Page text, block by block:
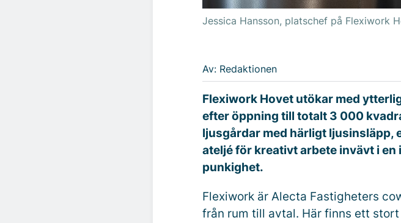
Jessica Hansson, platschef på Flexiwork
Av: Redaktionen
Flexiwork Hovet utökar med
efter öppning till totalt 3 000
ljusgårdar med härligt ljusinsläpp,
ateljé för kreativt arbete invävt i
punkighet.
Flexiwork är Alecta Fastigheters
från rum till avtal. Här finns ett